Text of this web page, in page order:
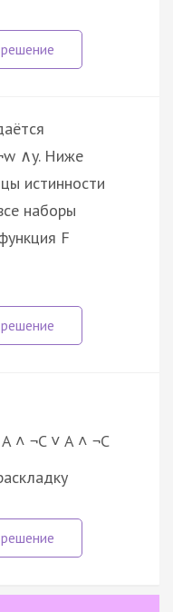
∧y. Ниже
истинности
наборы
F
˄ ¬C ˅ A ˄ ¬C